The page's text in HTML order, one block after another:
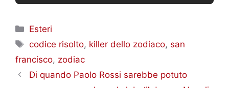
Esteri
codice risolto killer dello zodiaco
francisco
zodiac
Di quando Paolo Rossi sarebbe potuto
essere azzurro anche nel club: “Adorava Napoli